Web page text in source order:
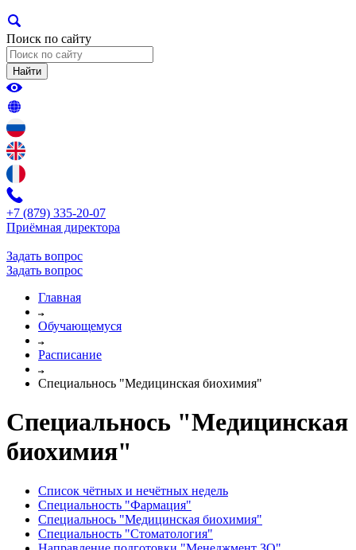
Поиск по сайту
Найти
+7 (879) 335-20-07
Приёмная директора
Задать вопрос
Задать вопрос
Главная
Обучающемуся
Расписание
Специальнось "Медицинская биохимия"
Специальнось "Медицинская
биохимия"
Список чётных и нечётных недель
Специальность "Фармация"
Специальнось "Медицинская биохимия"
Специальность "Стоматология"